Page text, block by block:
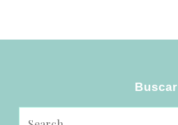
Buscar